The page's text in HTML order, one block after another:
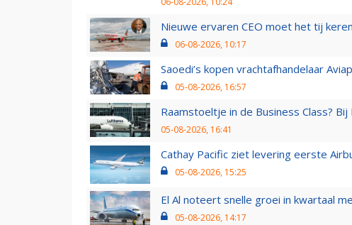
Nieuwe ervaren CEO moet het tij
06-08-2026, 10:17
Saoedi’s kopen vrachtafhandelaar
05-08-2026, 16:57
Raamstoeltje in de Business Class?
05-08-2026, 16:41
Cathay Pacific ziet levering eerste
05-08-2026, 15:25
El Al noteert snelle groei in kwartaal
05-08-2026, 14:17